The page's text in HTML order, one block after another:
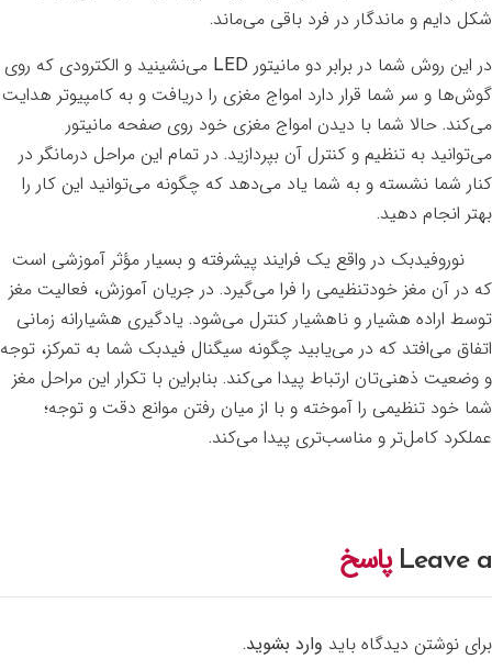
شکل دایم و ماندگار در فرد باقی می‌ماند.
در این روش شما در برابر دو مانیتور LED می‌نشینید و الکترودی که روی
گوش‌ها و سر شما قرار دارد امواج مغزی را دریافت و به کامپیوتر هدایت
می‌کند. حالا شما با دیدن امواج مغزی خود روی صفحه مانیتور
می‌توانید به تنظیم و کنترل آن بپردازید. در تمام این مراحل درمانگر در
کنار شما نشسته و به شما یاد می‌دهد که چگونه می‌توانید این کار را
بهتر انجام دهید.
نوروفیدبک در واقع یک فرایند پیشرفته و بسیار مؤثر آموزشی است
که در آن مغز خودتنظیمی را فرا می‌گیرد. در جریان آموزش، فعاليت مغز
توسط اراده هشيار و ناهشيار كنترل مي‌شود. يادگيري هشيارانه زماني
اتفاق مي‌افتد كه در مي‌يابید چگونه سيگنال فيدبك شما به تمرکز، توجه
و وضعيت ذهني‌تان ارتباط پيدا مي‌كند. بنابراین با تکرار این مراحل مغز
شما خود تنظیمی را آموخته و با از میان رفتن موانع دقت و توجه؛
عملکرد کامل‌تر و مناسب‌تری پیدا می‌کند.
Leave a پاسخ
برای نوشتن دیدگاه باید وارد بشوید.